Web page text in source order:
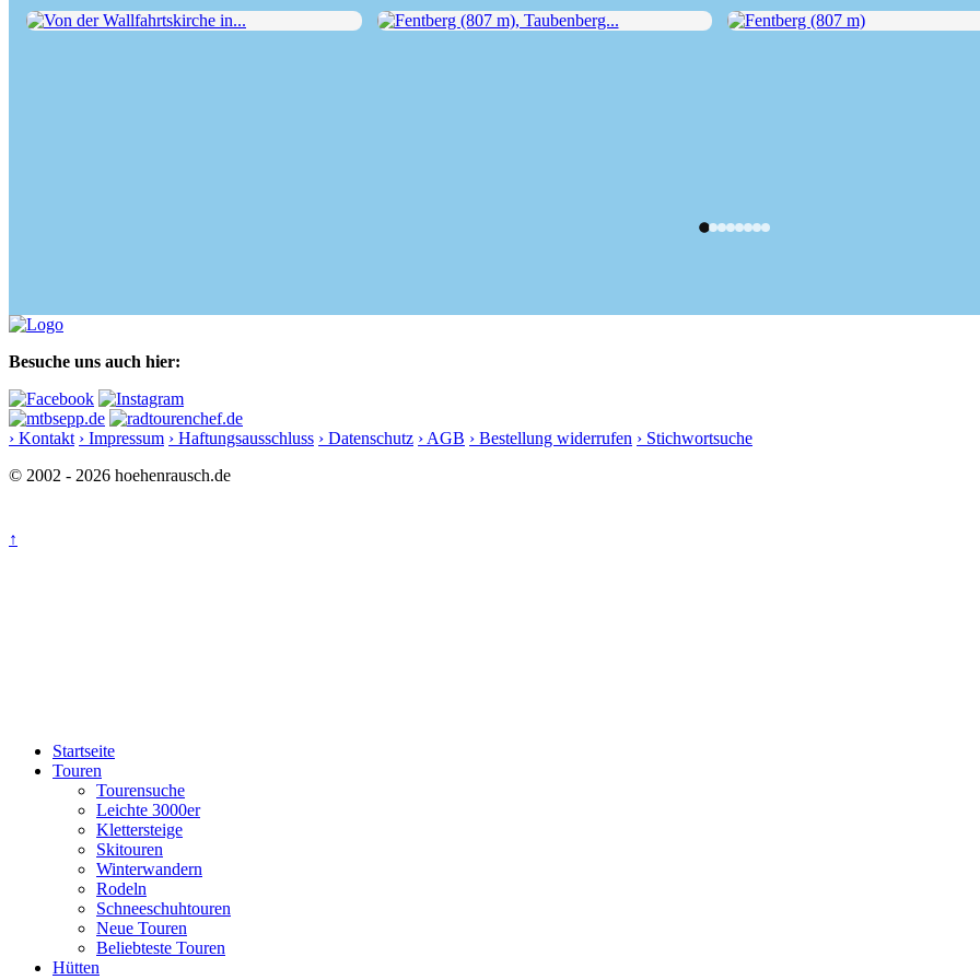
Besuche uns auch hier:
› Kontakt › Impressum › Haftungsausschluss › Datenschutz › AGB › Bestellung widerrufen › Stichwortsuche
© 2002 - 2026 hoehenrausch.de
↑
Startseite
Touren
Tourensuche
Leichte 3000er
Klettersteige
Skitouren
Winterwandern
Rodeln
Schneeschuhtouren
Neue Touren
Beliebteste Touren
Hütten